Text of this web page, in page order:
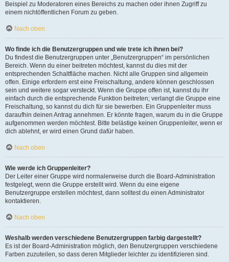
Beispiel zu Moderatoren eines Bereichs zu machen oder ihnen Zugriff zu
einem nichtöffentlichen Forum zu geben.
Nach oben
Wo finde ich die Benutzergruppen und wie trete ich ihnen bei?
Du findest die Benutzergruppen unter „Benutzergruppen“ im persönlichen
Bereich. Wenn du einer beitreten möchtest, kannst du dies mit der
entsprechenden Schaltfläche machen. Nicht alle Gruppen sind allgemein
offen. Einige erfordern erst eine Freischaltung, andere können geschlossen
sein und weitere sogar versteckt. Wenn die Gruppe offen ist, kannst du ihr
einfach durch die entsprechende Funktion beitreten; verlangt die Gruppe eine
Freischaltung, so kannst du dich für sie bewerben. Ein Gruppenleiter muss
daraufhin deinen Antrag annehmen. Er könnte fragen, warum du in die Gruppe
aufgenommen werden möchtest. Bitte belästige keinen Gruppenleiter, wenn er
dich ablehnt, er wird einen Grund dafür haben.
Nach oben
Wie werde ich Gruppenleiter?
Der Leiter einer Gruppe wird normalerweise durch die Board-Administration
festgelegt, wenn die Gruppe erstellt wird. Wenn du eine eigene
Benutzergruppe erstellen möchtest, dann solltest du einen Administrator
kontaktieren.
Nach oben
Weshalb werden verschiedene Benutzergruppen farbig dargestellt?
Es ist der Board-Administration möglich, den Benutzergruppen verschiedene
Farben zuzuteilen, so dass deren Mitglieder leichter zu identifizieren sind.